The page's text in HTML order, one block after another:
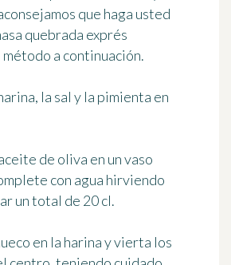
que haga usted
quebrada exprés
a continuación.
la sal y la pimienta en
de oliva en un vaso
con agua hirviendo
un total de 20 cl.
en la harina y vierta los